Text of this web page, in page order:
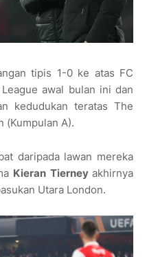
tipis 1-0 ke atas FC
awal bulan ini dan
kedudukan teratas The
(Kumpulan A).
daripada lawan mereka
Kieran Tierneyakhirnya
Utara London.